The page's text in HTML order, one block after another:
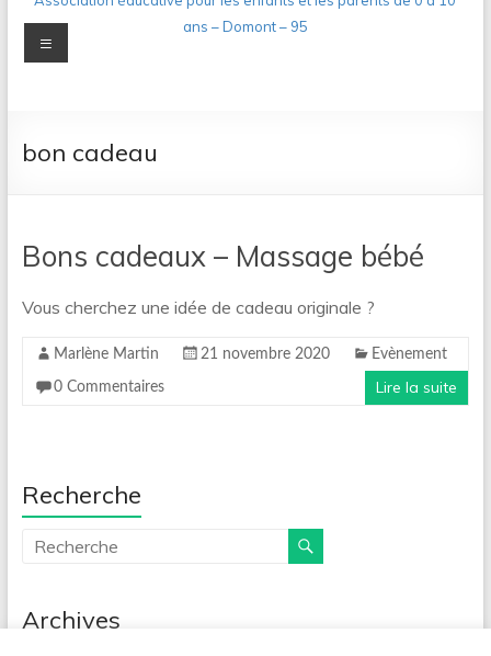
ans – Domont – 95
Menu
bon cadeau
Bons cadeaux – Massage bébé
Vous cherchez une idée de cadeau originale ?
Marlène Martin 21 novembre 2020 Evènement
0 Commentaires Lire la suite
Recherche
Archives